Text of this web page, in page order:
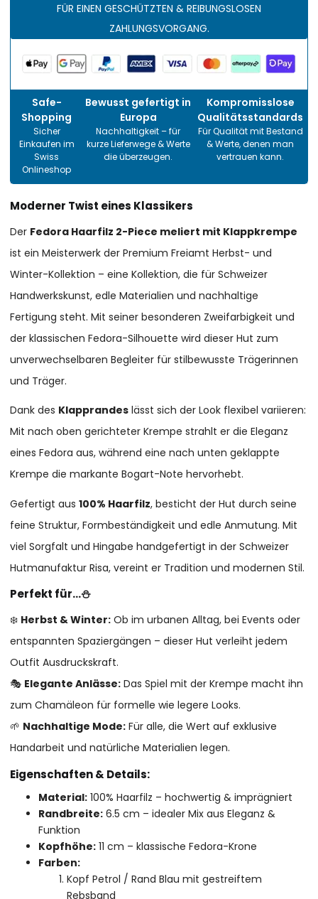
FÜR EINEN GESCHÜTZTEN & REIBUNGSLOSEN
ZAHLUNGSVORGANG.
Safe-
Shopping
Sicher
Einkaufen im
Swiss
Onlineshop
Bewusst gefertigt in
Europa
Nachhaltigkeit – für
kurze Lieferwege & Werte
die überzeugen.
Kompromisslose
Qualitätsstandards
Für Qualität mit Bestand
& Werte, denen man
vertrauen kann.
Moderner Twist eines Klassikers
Der Fedora Haarfilz 2-Piece meliert mit Klappkrempe
ist ein Meisterwerk der Premium Freiamt Herbst- und
Winter-Kollektion – eine Kollektion, die für Schweizer
Handwerkskunst, edle Materialien und nachhaltige
Fertigung steht. Mit seiner besonderen Zweifarbigkeit und
der klassischen Fedora-Silhouette wird dieser Hut zum
unverwechselbaren Begleiter für stilbewusste Trägerinnen
und Träger.
Dank des Klapprandes lässt sich der Look flexibel variieren:
Mit nach oben gerichteter Krempe strahlt er die Eleganz
eines Fedora aus, während eine nach unten geklappte
Krempe die markante Bogart-Note hervorhebt.
Gefertigt aus100% Haarfilz, besticht der Hut durch seine
feine Struktur, Formbeständigkeit und edle Anmutung. Mit
viel Sorgfalt und Hingabe handgefertigt in der Schweizer
Hutmanufaktur Risa, vereint er Tradition und modernen Stil.
Perfekt für…⛄
❄️ Herbst & Winter: Ob im urbanen Alltag, bei Events oder
entspannten Spaziergängen – dieser Hut verleiht jedem
Outfit Ausdruckskraft.
🎭 Elegante Anlässe: Das Spiel mit der Krempe macht ihn
zum Chamäleon für formelle wie legere Looks.
🌱 Nachhaltige Mode: Für alle, die Wert auf exklusive
Handarbeit und natürliche Materialien legen.
Eigenschaften & Details:
Material: 100% Haarfilz – hochwertig & imprägniert
Randbreite: 6.5 cm – idealer Mix aus Eleganz &
Funktion
Kopfhöhe: 11 cm – klassische Fedora-Krone
Farben:
Kopf Petrol / Rand Blau mit gestreiftem
Rebsband